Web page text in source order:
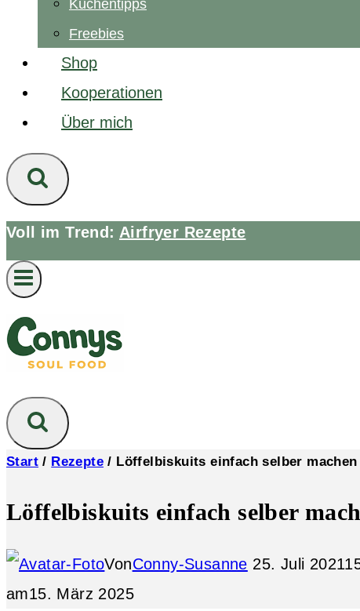
Küchentipps
Freebies
Shop
Kooperationen
Über mich
Voll im Trend: Airfryer Rezepte
Start / Rezepte / Löffelbiskuits einfach selber machen
Löffelbiskuits einfach selber
VonConny-Susanne 25. Juli 2021
am15. März 2025